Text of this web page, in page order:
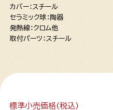
カバー：スチール
セラミック球：陶器
発熱線：クロム他
取付パーツ：スチール
標準小売価格(税込)